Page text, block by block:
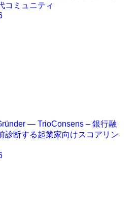
コミュニティ
— TrioConsens – 銀行融
診断する起業家向けスコアリン